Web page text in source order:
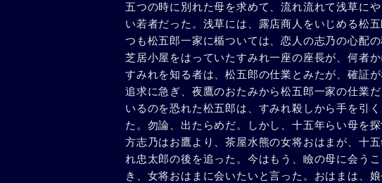
五つの時に別れた母を求めて、流れ流れて浅草に
い若者だった。浅草には、露店商人をいじめる松
つも松五郎一家に楯ついては、恋人の志乃の心配
芝居小屋をはっていたすみれ一座の座長が、何者
すみれを知る者は、松五郎の仕業とみたが、確証
追求に急ぎ、夜鷹のおたみから松五郎一家の仕業
いるのを恐れた松五郎は、すみれ殺しから手を引
た。勿論、出たらめだ。しかし、十五年らい母を
方志乃はお鷹より、茶屋水熊の女将おはまが、十
れ忠太郎の後を追った。今はもう、瞼の母に会う
き、女将おはまに会いたいと言った。おはまは、